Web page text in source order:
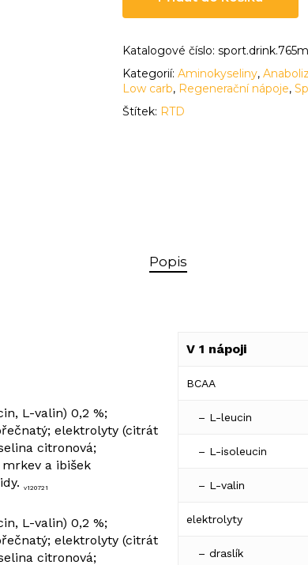
Katalogové číslo:
Kategorií: Aminokyseliny,
Low carb, Regenerační nápoje,
Štítek: RTD
Popis
L-valin) 0,2 %;
elektrolyty (citrát
citronová;
a ibišek
v120721
L-valin) 0,2 %;
elektrolyty (citrát
citronová;
V 1 nápoji
BCAA
– L-leucin
– L-isoleucin
– L-valin
elektrolyty
– draslík